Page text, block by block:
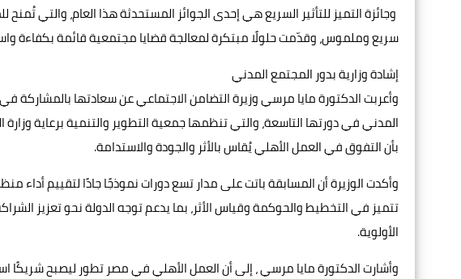
وجائزة التميز للتأثير السريع هي إحدى الجوائز المستحدثة هذا العام، والتي
سريع وملموس، وقدّمت حلولًا مبتكرة لمعالجة قضايا مجتمعية قائمة بكفاءة
إشادة وزارية بدور المجتمع المدني
وأعربت الدكتورة مايا مرسي وزيرة التضامن الاجتماعي عن سعادتها بالمشاركة
المدني في دورتها التاسعة، والتي تنظمها جمعية التطوير والتنمية برعاية
بأن التفوق في العمل الأهلي يُقاس بالأثر والجودة والاستدامة.
وأكدت الوزيرة أن المسابقة باتت على مدار تسع دورات نموذجًا جادًا لتقييم
تتميز في التخطيط والحوكمة وقياس الأثر، بما يدعم توجه الدولة نحو تعزيز
الأولوية.
وأشارت الدكتورة مايا مرسي ، إلى أن العمل الأهلي في مصر تطور ليصبح شريكًا